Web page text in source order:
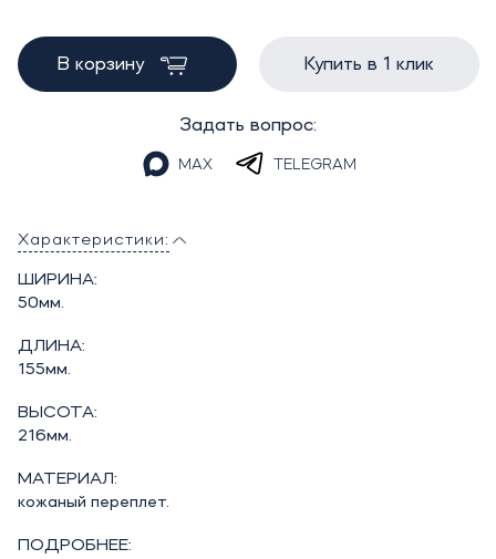
В корзину Купить в 1 клик
Задать вопрос:
MAX TELEGRAM
Характеристики:
ШИРИНА:
50мм.
ДЛИНА:
155мм.
ВЫСОТА:
216мм.
МАТЕРИАЛ:
кожаный переплет.
ПОДРОБНЕЕ: